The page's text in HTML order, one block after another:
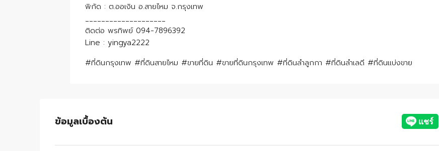
พิกัด : ต.ออเงิน อ.สายไหม จ.กรุงเทพ
____________________
ติดต่อ พรทิพย์ 094-7896392
Line : yingya2222
#ที่ดินกรุงเทพ #ที่ดินสายไหม #ขายที่ดิน #ขายที่ดินกรุงเทพ #ที่ดินลำลูกกา #ที่ดินลำเลดี #ที่ดินแบ่งขาย
ข้อมูลเบื้องต้น